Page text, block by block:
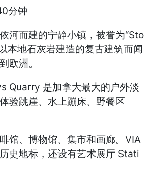
分钟
河而建的宁静小镇，被誉为“Sto
本地石灰岩建造的复古建筑而闻
欧洲。
Quarry 是加拿大最大的户外淡
验跳崖、水上蹦床、野餐区
馆、博物馆、集市和画廊。VIA
史地标，还设有艺术展厅 Stati